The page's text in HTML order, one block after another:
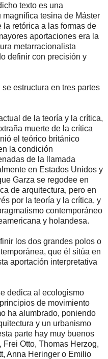
texto es una
tesina de Máster
retórica a las formas de
aportaciones era la
metarracionalista
definir con precisión y
estructura en tres partes
de la teoría y la crítica,
muerte de la crítica
el teórico británico
la condición
de la llamada
en Estados Unidos y
Garza se regodee en
de arquitectura, pero en
por la teoría y la crítica, y
contemporáneo
y holandesa.
los dos grandes polos o
que él sitúa en
aportación interpretativa
dedica al ecologismo
de movimiento
ha alumbrado, poniendo
y un urbanismo
parte hay muy buenos
Otto, Thomas Herzog,
Anna Heringer o Emilio